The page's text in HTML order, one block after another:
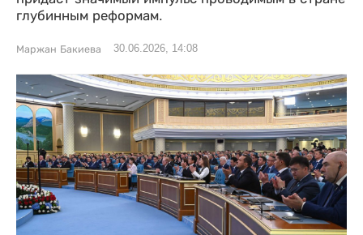
глубинным реформам.
Маржан Бакиева 30.06.2026, 14:08